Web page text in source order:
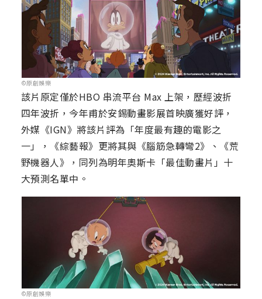
©原創娛樂
該片原定僅於HBO 串流平台 Max 上架，歷經波折
四年波折，今年甫於安錫動畫影展首映廣獲好評，
外媒《IGN》將該片評為「年度最有趣的電影之
一」，《綜藝報》更將其與《腦筋急轉彎2》、《荒
野機器人》，同列為明年奧斯卡「最佳動畫片」十
大預測名單中。
©原創娛樂